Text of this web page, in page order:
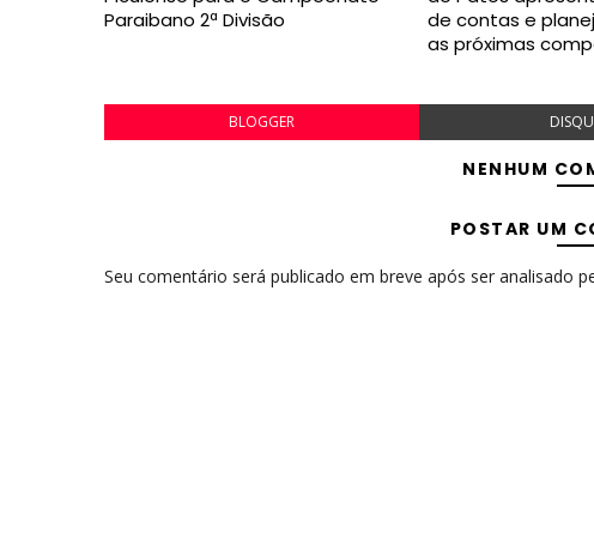
Paraibano 2ª Divisão
de contas e
as próximas
BLOGGER
NENHUM
POSTAR UM
Seu comentário será publicado em breve após ser analisado